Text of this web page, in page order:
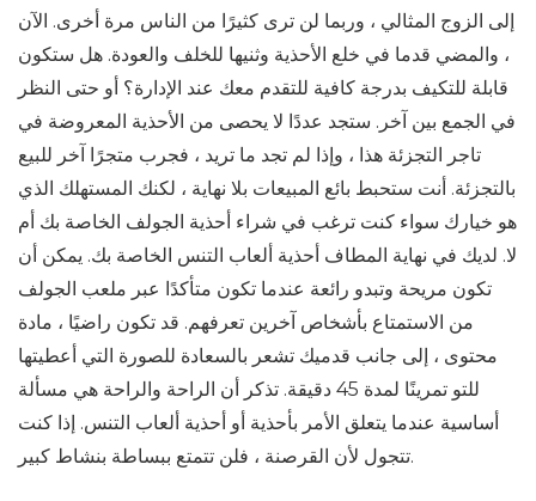
إلى الزوج المثالي ، وربما لن ترى كثيرًا من الناس مرة أخرى. الآن
، والمضي قدما في خلع الأحذية وثنيها للخلف والعودة. هل ستكون
قابلة للتكيف بدرجة كافية للتقدم معك عند الإدارة؟ أو حتى النظر
في الجمع بين آخر. ستجد عددًا لا يحصى من الأحذية المعروضة في
تاجر التجزئة هذا ، وإذا لم تجد ما تريد ، فجرب متجرًا آخر للبيع
بالتجزئة. أنت ستحبط بائع المبيعات بلا نهاية ، لكنك المستهلك الذي
هو خيارك سواء كنت ترغب في شراء أحذية الجولف الخاصة بك أم
لا. لديك في نهاية المطاف أحذية ألعاب التنس الخاصة بك. يمكن أن
تكون مريحة وتبدو رائعة عندما تكون متأكدًا عبر ملعب الجولف
من الاستمتاع بأشخاص آخرين تعرفهم. قد تكون راضيًا ، مادة
محتوى ، إلى جانب قدميك تشعر بالسعادة للصورة التي أعطيتها
للتو تمرينًا لمدة 45 دقيقة. تذكر أن الراحة والراحة هي مسألة
أساسية عندما يتعلق الأمر بأحذية أو أحذية ألعاب التنس. إذا كنت
تتجول لأن القرصنة ، فلن تتمتع ببساطة بنشاط كبير.